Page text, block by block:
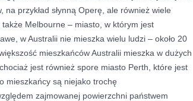
przykład słynną Operę, ale również wiele
Melbourne – miasto, w którym jest
w Australii nie mieszka wielu ludzi – około 20
mieszkańców Australii mieszka w dużych
jest również spore miasto Perth, które jest
mieszkańcy są niejako trochę
zajmowanej powierzchni państwem